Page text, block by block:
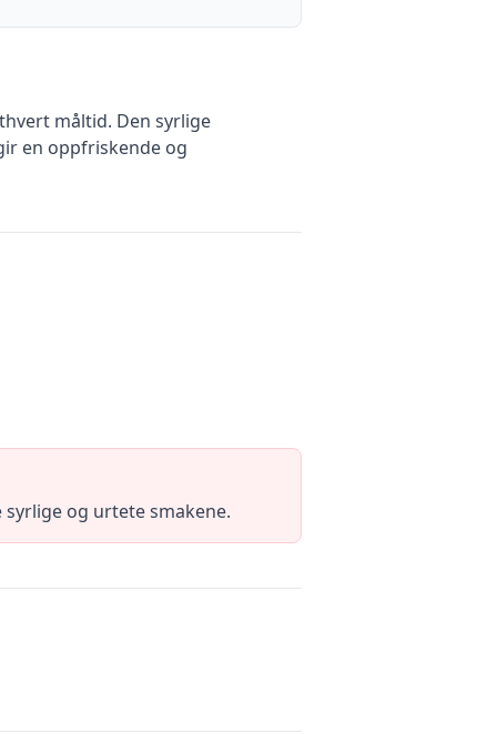
måltid. Den syrlige
en oppfriskende og
og urtete smakene.